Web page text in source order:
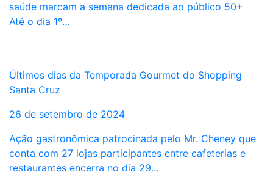
saúde marcam a semana dedicada ao público 50+
Até o dia 1º…
Últimos dias da Temporada Gourmet do Shopping
Santa Cruz
26 de setembro de 2024
Ação gastronômica patrocinada pelo Mr. Cheney que
conta com 27 lojas participantes entre cafeterias e
restaurantes encerra no dia 29…